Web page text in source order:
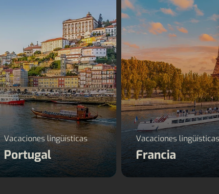
Vacaciones lingüísticas
Portugal
Vacaciones lingüísticas
Francia
Francia